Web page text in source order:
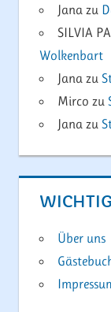
Jana zu
SILVIA
Wolkenbart
Jana zu
Mirco zu
Jana zu
Über uns